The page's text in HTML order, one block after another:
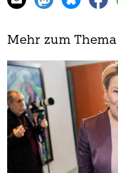
Mehr zum Thema